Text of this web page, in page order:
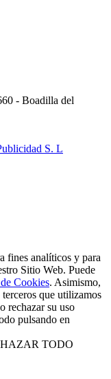
- Boadilla del
S. L
fines analíticos y para
Sitio Web. Puede
Cookies. Asimismo,
que utilizamos
rechazar su uso
pulsando en
TODO